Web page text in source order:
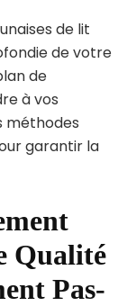
de lit
de votre
de
à vos
méthodes
garantir la
Qualité
Pas-